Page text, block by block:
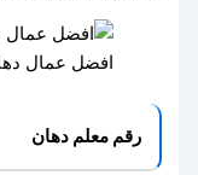
افضل عمال
رقم معلم دهان